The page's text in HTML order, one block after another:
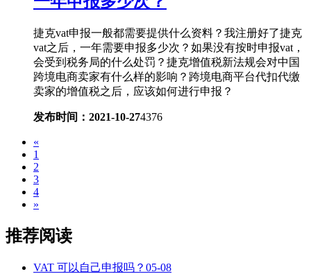
捷克vat申报一般都需要提供什么资料？我注册好了捷克
vat之后，一年需要申报多少次？如果没有按时申报vat，
会受到税务局的什么处罚？捷克增值税新法规会对中国
跨境电商卖家有什么样的影响？跨境电商平台代扣代缴
卖家的增值税之后，应该如何进行申报？
发布时间：2021-10-274376
«
1
2
3
4
»
推荐阅读
VAT 可以自己申报吗？ 05-08